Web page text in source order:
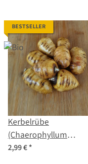
BESTSELLER
Kerbelrübe
(Chaerophyllum
bulbosum) Bio Saatgut
2,99 €*